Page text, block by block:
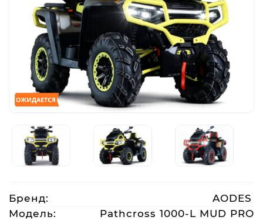
Экипировка
Запчасти
Аксессуары
Акции
Харьков
(063)
212
Бренд:
AODES
Модель:
Pathcross 1000-L MUD PRO